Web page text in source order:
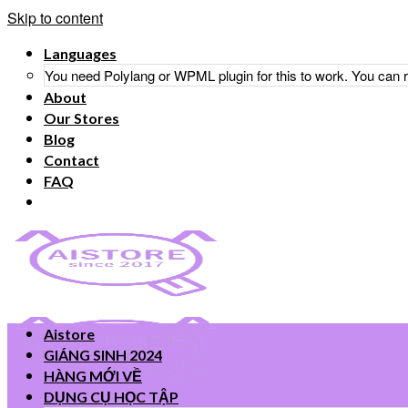
Skip to content
Languages
You need Polylang or WPML plugin for this to work. You
About
Our Stores
Blog
Contact
FAQ
Aistore
GIÁNG SINH 2024
HÀNG MỚI VỀ
DỤNG CỤ HỌC TẬP